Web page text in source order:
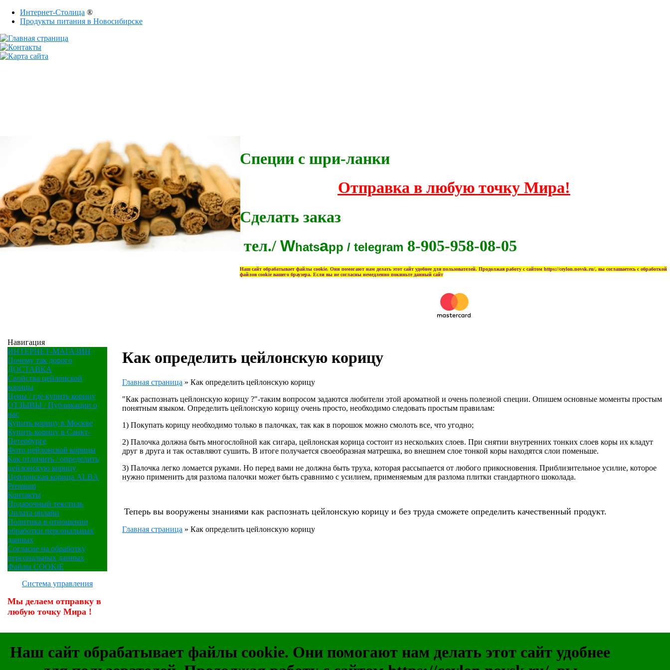
Интернет-Столица ®
Продукты питания в Новосибирске
Специи с шри-ланки
Отправка в любую точку Мира!
Сделать заказ
тел./ Whatsapp / telegram 8-905-958-08-05
Наш сайт обрабатывает файлы cookie. Они помогают нам делать этот сайт удобнее для пользователей. Продолжая работу с сайтом https://ceylon.novsk.ru/, вы соглашаетесь с обработкой
файлов cookie вашего браузера. Если вы не согласны немедленно покиньте данный сайт
Навигация
ИНТЕРНЕТ-МАГАЗИН
Почему так дорого
ДОСТАВКА
Свойства цейлонской
корицы
Цены / где купить корицу
ОТЗЫВЫ / Публикации о
нас
Купить корицу в Москве
Купить корицу в Санкт-
Петербурге
Фото цейлонской корицы
Как отличить / определить
цейлонскую корицу
Цейлонская корица ALBA
Premium
Контакты
Подарочный текстиль
Оплата онлайн
Политика в отношении
обработки персональных
данных
Согласие на обработку
персональных данных
Файлы COOKiE
Система управления
Мы делаем отправку в
любую точку Мира !
Как определить цейлонскую корицу
Главная страница » Как определить цейлонскую корицу
"Как распознать цейлонскую корицу ?"-таким вопросом задаются любители этой ароматной и очень полезной специи. Опишем основные моменты простым
понятным языком. Определить цейлонскую корицу очень просто, необходимо следовать простым правилам:
1) Покупать корицу необходимо только в палочках, так как в порошок можно смолоть все, что угодно;
2) Палочка должна быть многослойной как сигара, цейлонская корица состоит из нескольких слоев. При снятии внутренних тонких слоев коры их кладут
друг в друга и так оставляют сушить. В итоге получается своеобразная матрешка, во внешнем слое тонкой коры находятся слои поменьше.
3) Палочка легко ломается руками. Но перед вами не должна быть труха, которая рассыпается от любого прикосновения. Приблизительное усилие, которое
нужно применить для разлома палочки может быть сравнимо с усилием, применяемым для разлома плитки стандартного шоколада.
Теперь вы вооружены знаниями как распознать цейлонскую корицу и без труда сможете определить качественный продукт.
Главная страница » Как определить цейлонскую корицу
Наш сайт обрабатывает файлы cookie. Они помогают нам делать этот сайт удобнее